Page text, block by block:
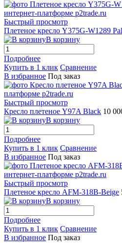
Быстрый просмотр
Плетеное кресло Y375G-W1289
В корзину
Подробнее
Купить в 1 клик Сравнение
В избранное Под заказ
Быстрый просмотр
Кресло плетеное Y97A Black 10
В корзину
Подробнее
Купить в 1 клик Сравнение
В избранное Под заказ
Быстрый просмотр
Плетеное кресло AFM-318B-Beige
В корзину
Подробнее
Купить в 1 клик Сравнение
В избранное Под заказ